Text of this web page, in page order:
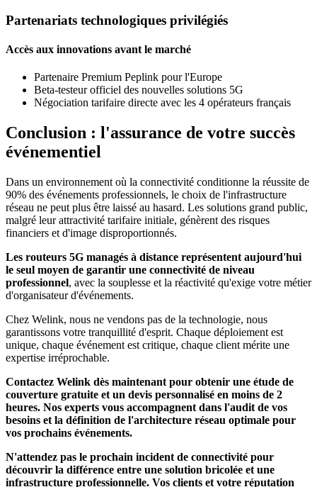
Partenariats technologiques privilégiés
Accès aux innovations avant le marché
Partenaire Premium Peplink pour l'Europe
Beta-testeur officiel des nouvelles solutions 5G
Négociation tarifaire directe avec les 4 opérateurs français
Conclusion : l'assurance de votre succès
événementiel
Dans un environnement où la connectivité conditionne la réussite de
90% des événements professionnels, le choix de l'infrastructure
réseau ne peut plus être laissé au hasard. Les solutions grand public,
malgré leur attractivité tarifaire initiale, génèrent des risques
financiers et d'image disproportionnés.
Les routeurs 5G managés à distance représentent aujourd'hui
le seul moyen de garantir une connectivité de niveau
professionnel, avec la souplesse et la réactivité qu'exige votre métier
d'organisateur d'événements.
Chez Welink, nous ne vendons pas de la technologie, nous
garantissons votre tranquillité d'esprit. Chaque déploiement est
unique, chaque événement est critique, chaque client mérite une
expertise irréprochable.
Contactez Welink dès maintenant pour obtenir une étude de
couverture gratuite et un devis personnalisé en moins de 2
heures. Nos experts vous accompagnent dans l'audit de vos
besoins et la définition de l'architecture réseau optimale pour
vos prochains événements.
N'attendez pas le prochain incident de connectivité pour
découvrir la différence entre une solution bricolée et une
infrastructure professionnelle. Vos clients et votre réputation